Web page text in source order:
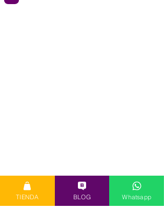
TIENDA BLOG Whatsapp